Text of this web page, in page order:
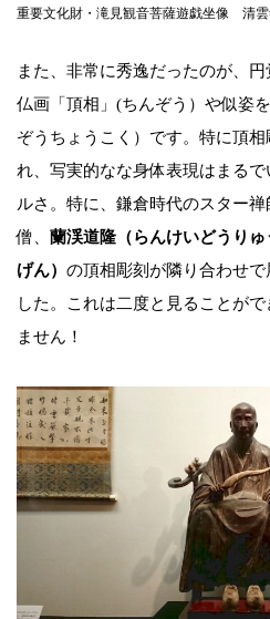
重要文化財・滝見観音菩薩遊戯坐像 清
また、非常に秀逸だったのが、
仏画「頂相」(ちんぞう）や似姿
ぞうちょうこく）です。特に頂
れ、写実的なな身体表現はまる
ルさ。特に、鎌倉時代のスター
僧、 蘭渓道隆（らんけいどうり
げん） の頂相彫刻が隣り合わせ
した。これは二度と見ることが
ません！